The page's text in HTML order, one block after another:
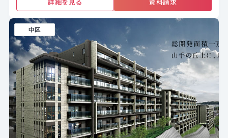
中区